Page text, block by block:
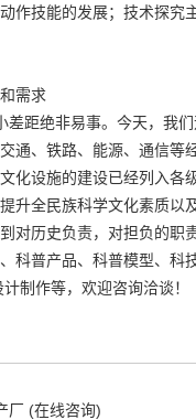
作技能的发展；技术探
需求
距绝非易事。今天，我
通、铁路、能源、通信
化设施的建设已经列入
升全民族科学文化素质以
历史负责，对担负的职
科普产品、科普模型、
制作等，欢迎咨询洽谈！
厂 (在线咨询)